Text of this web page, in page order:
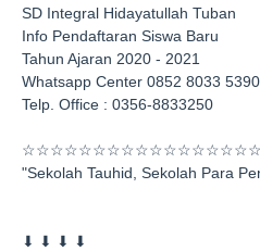
SD Integral Hidayatullah Tuban
Info Pendaftaran Siswa Baru
Tahun Ajaran 2020 - 2021
Whatsapp Center 0852 8033 5390
Telp. Office : 0356-8833250
☆☆☆☆☆☆☆☆☆
"Sekolah Tauhid, Sekolah Para
⬇ ⬇ ⬇ ⬇